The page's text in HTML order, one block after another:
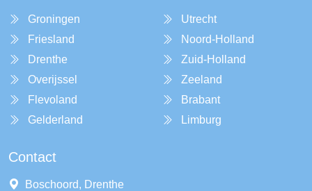
Groningen
Friesland
Drenthe
Overijssel
Flevoland
Gelderland
Utrecht
Noord-Holland
Zuid-Holland
Zeeland
Brabant
Limburg
Contact
Boschoord, Drenthe